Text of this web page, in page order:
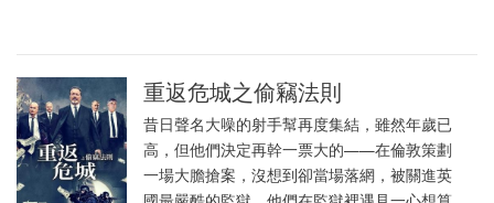
重返危城之偷竊法則
昔日聲名大噪的射手幫再度集結，雖然年歲已
高，但他們決定再幹一票大的——在倫敦策劃
一場大膽搶案，沒想到卻當場落網，被關進英